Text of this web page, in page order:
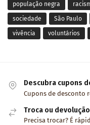
população negra
sociedade São Paulo
vivência voluntários
Descubra cupons
Cupons de desconto
Troca ou devolução
Precisa trocar? É